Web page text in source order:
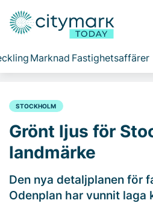
Marknad Fastighetsaffärer
STOCKHOLM
Grönt ljus för
landmärke
Den nya detaljplanen för
Odenplan har vunnit laga